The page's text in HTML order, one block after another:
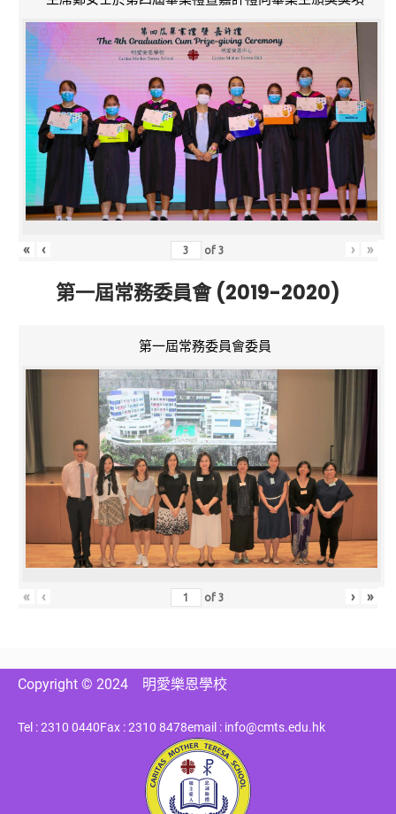
« ‹ of3 › »
第一屆常務委員會 (2019-2020)
第一屆常務委員會委員
« ‹ of3 › »
Copyright © 2024 明愛樂恩學校
Tel : 2310 0440Fax : 2310 8478email : info@cmts.edu.hk